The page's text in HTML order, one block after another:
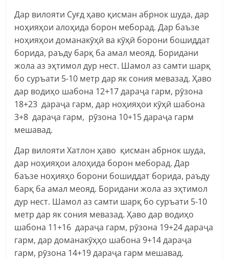
Дар вилояти Суғд ҳаво қисман абрнок шуда, дар
ноҳияҳои алоҳида борон меборад. Дар баъзе
ноҳияҳои доманакӯҳӣ ва кӯҳӣ борони бошиддат
борида, раъду барқ ба амал меояд. Боридани
жола аз эҳтимол дур нест. Шамол аз самти шарқ
бо суръати 5-10 метр дар як сония мевазад. Ҳаво
дар водиҳо шабона 12+17 дараҷа гарм, рӯзона
18+23 дараҷа гарм, дар ноҳияҳои кӯҳӣ шабона
3+8 дараҷа гарм, рӯзона 10+15 дараҷа гарм
мешавад.
Дар вилояти Хатлон ҳаво қисман абрнок шуда,
дар ноҳияҳои алоҳида борон меборад. Дар
баъзе ноҳияҳо борони бошиддат борида, раъду
барқ ба амал меояд. Боридани жола аз эҳтимол
дур нест. Шамол аз самти шарқ бо суръати 5-10
метр дар як сония мевазад. Ҳаво дар водиҳо
шабона 11+16 дараҷа гарм, рӯзона 19+24 дараҷа
гарм, дар доманакӯҳҳо шабона 9+14 дараҷа
гарм, рӯзона 14+19 дараҷа гарм мешавад.